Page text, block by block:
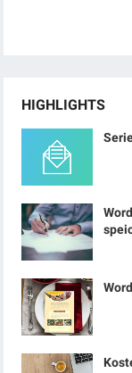
HIGHLIGHTS